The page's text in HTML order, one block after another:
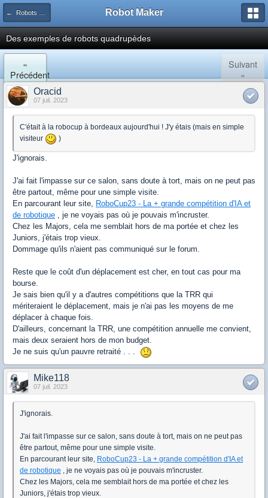
← Robots à pattes et jambes, humanoïdes, bipèdes, quadrupèdes, hexapodes ... Robot Maker
Des exemples de robots quadrupèdes
«
Précédent
Suivant
»
Oracid
07 juil. 2023
C'était à la robocup à bordeaux aujourd'hui ! J'y étais (mais en simple
visiteur
)
J'ignorais.
J'ai fait l'impasse sur ce salon, sans doute à tort, mais on ne peut pas
être partout, même pour une simple visite.
En parcourant leur site, RoboCup23 - La + grande compétition d'IA et
de robotique , je ne voyais pas où je pouvais m'incruster.
Chez les Majors, cela me semblait hors de ma portée et chez les
Juniors, j'étais trop vieux.
Dommage qu'ils n'aient pas communiqué sur le forum.
Reste que le coût d'un déplacement est cher, en tout cas pour ma
bourse.
Je sais bien qu'il y a d'autres compétitions que la TRR qui
mériteraient le déplacement, mais je n'ai pas les moyens de me
déplacer à chaque fois.
D'ailleurs, concernant la TRR, une compétition annuelle me convient,
mais deux seraient hors de mon budget.
Je ne suis qu'un pauvre retraité . . .
Mike118
07 juil. 2023
J'ignorais.
J'ai fait l'impasse sur ce salon, sans doute à tort, mais on ne peut pas
être partout, même pour une simple visite.
En parcourant leur site, RoboCup23 - La + grande compétition d'IA et
de robotique , je ne voyais pas où je pouvais m'incruster.
Chez les Majors, cela me semblait hors de ma portée et chez les
Juniors, j'étais trop vieux.